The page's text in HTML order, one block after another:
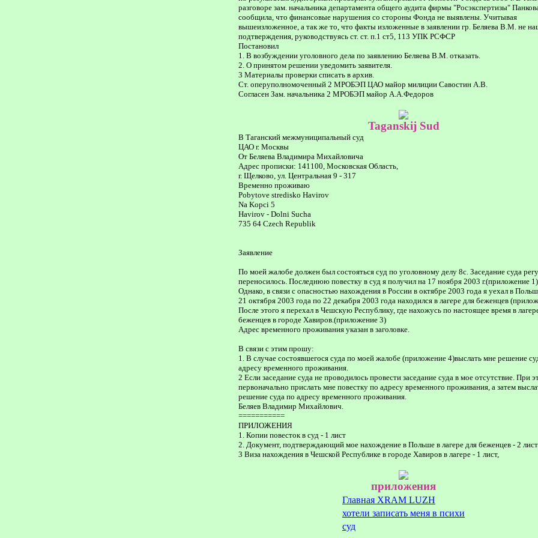
разговоре зам. начальника департамента общего аудита фирмы "Росэкспертизы"
сообщила, что финансовые нарушения со стороны Фонда не выявлены. Учитывая
вышеизложенное, а так же то, что факты изложенные в заявлении гр. Беляева В.М. не
подтверждения, руководствуясь ст. ст. п.1 ст5, 113 УПК РСФСР
Постановил
1. В возбуждении уголовного дела по заявлению Беляева В.М. отказать.
2. О принятом решении уведомить заявителя.
3 Материалы проверки списать в архив.
Ст. оперуполномоченный 2 МРОБЭП ЦАО майор милиции Савостин А.В.
Согласен Зам. начальника 2 МРОБЭП майор А.А.Федоров
Taganskij Sud
В Таганский межмуниципальный суд
ЦАО г. Москвы
От Беляева Владимира Михайловича
Адрес прописки: 141100, Московская Область,
г. Щелково, ул. Центральная 9 - 317
Временно проживаю
Pobytove stredisko Havirov
Na Kopci 5
Havirov - Dolni Sucha
735 64 Czech Republik
Заявление
По моей жалобе должен был состояться суд по уголовному делу 8с. Заседание суда
переносилось. Последнюю повестку в суд я получил на 17 ноября 2003 г.(приложение 1)
Однако, в связи с опасностью нахождения в России в октябре 2003 года я уехал в
21 октября 2003 года по 22 декабря 2003 года находился в лагере для беженцев
После этого я перехал в Чешскую Республику, где нахожусь по настоящее время в
беженцев в городе Хавиров.(приложение 3)
Адрес временного проживания указан в заголовке.
В связи с этим прошу:
1. В случае состоявшегося суда по моей жалобе (приложение 4)выслать мне решение
адресу временного проживания.
2 Если заседание суда не проводилось провести заседание суда в мое отсутствие. При
первоначально прислать мне повестку по адресу временного проживания, а затем
решение суда по адресу временного проживания.
Беляев Владимир Михайлович.
===========
ПРИЛОЖЕНИЯ
1. Копии повесток в суд - 1 лист
2. Документ, подтверждающий мое нахождение в Польше в лагере для беженцев - 2
3 Виза нахождения в Чешской Республике в городе Хавиров в лагере - 1 лист,
приложения
Главная XRAM LUZH
хотели записать меня в психи
суд